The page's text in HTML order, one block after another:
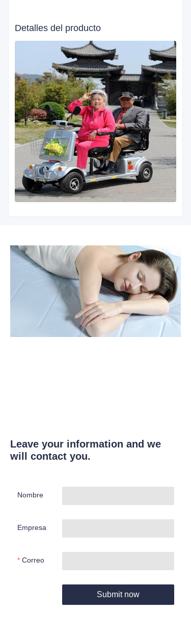
Detalles del producto
Leave your information and we
will contact you.
Nombre
Empresa
Correo
Submit now